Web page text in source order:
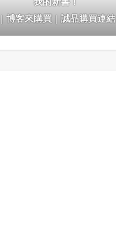
｜博客來購買｜誠品購買連結